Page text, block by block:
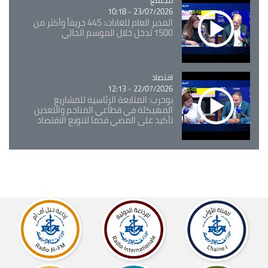
23/07/2026 - 10:18
المدير العام للغابات: 445 حريقاً وأكثر من
1500 تدخل خلال الموسم الحالي
Catégorie
اقتصاد
22/07/2026 - 12:13
بوحرب: المتابعة الرئاسية للمشاريع
المهيكلة في قطاعي المناجم والتعدين
تأكيد على المضي قدما لتنويع الاقتصاد